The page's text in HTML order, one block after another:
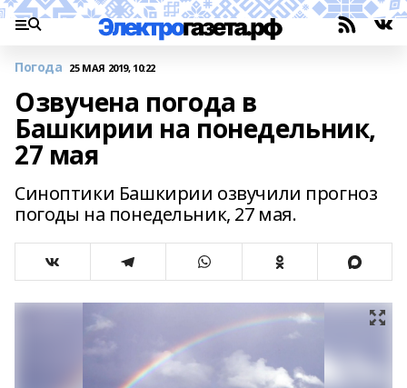
Погода 25 МАЯ 2019, 10:22
Озвучена погода в
Башкирии на понедельник,
27 мая
Синоптики Башкирии озвучили прогноз
погоды на понедельник, 27 мая.